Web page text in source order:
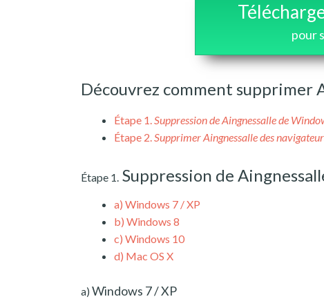
pour
Découvrez comment supprimer
Étape 1.Suppression de Aingnessalle de
Étape 2.Supprimer Aingnessalle des
Étape 1. Suppression de
a) Windows 7 / XP
b) Windows 8
c) Windows 10
d) Mac OS X
a) Windows 7 / XP